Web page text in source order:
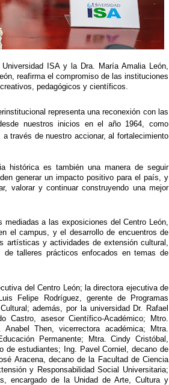
ISA y la Dra. María Amalia León,
reafirma el compromiso de las instituciones
pedagógicos y científicos.
representa una reconexión con las
nuestros inicios en el año 1964, como
través de nuestro accionar, al fortalecimiento
histórica es también una manera de seguir
generar un impacto positivo para el país, y
valorar y continuar construyendo una mejor
a las exposiciones del Centro León,
el campus, y el desarrollo de encuentros de
artísticas y actividades de extensión cultural,
de talleres prácticos enfocados en temas de
del Centro León; la directora ejecutiva de
Felipe Rodríguez, gerente de Programas
además, por la universidad Dr. Rafael
Castro, asesor Científico-Académico; Mtro.
Then, vicerrectora académica; Mtra.
Permanente; Mtra. Cindy Cristóbal,
de estudiantes; Ing. Pavel Corniel, decano de
Aracena, decano de la Facultad de Ciencia
y Responsabilidad Social Universitaria;
encargado de la Unidad de Arte, Cultura y